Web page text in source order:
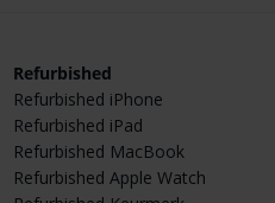
Refurbished
Refurbished iPhone
Refurbished iPad
Refurbished MacBook
Refurbished Apple Watch